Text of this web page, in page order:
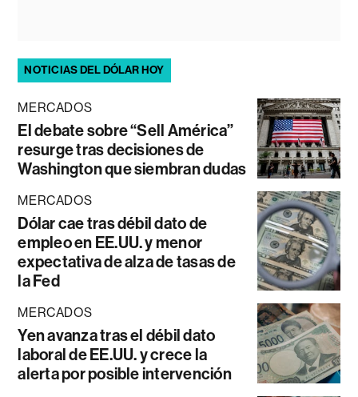
NOTICIAS DEL DÓLAR HOY
MERCADOS
El debate sobre “Sell América”
resurge tras decisiones de
Washington que siembran dudas
MERCADOS
Dólar cae tras débil dato de
empleo en EE.UU. y menor
expectativa de alza de tasas de
la Fed
MERCADOS
Yen avanza tras el débil dato
laboral de EE.UU. y crece la
alerta por posible intervención